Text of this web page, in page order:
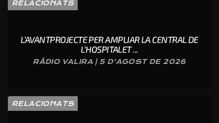
RELACIONATS
L’AVANTPROJECTE PER AMPLIAR LA CENTRAL DE
L’HOSPITALET ...
RÀDIO VALIRA | 5 D'AGOST DE 2026
RELACIONATS